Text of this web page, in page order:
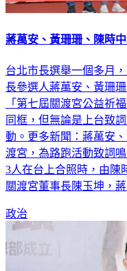
蔣萬安、黃珊珊、陳時
台北市長選舉一個多月
長參選人蔣萬安、黃珊
「第七屆關渡宮公益祈
同框，但無論是上台致
動。更多新聞：蔣萬安
渡宮，為路跑活動致詞
3人在台上合照時，由陳
關渡宮董事長陳玉坤，
政治